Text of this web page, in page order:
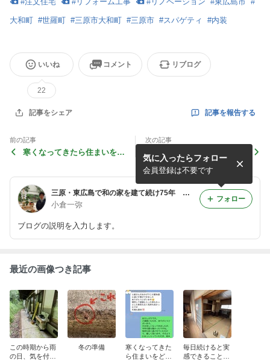
大和町 #世羅町 #三原市大和町 #三原市 #スパゲティ #内装
いいね
22
コメント リブログ
記事をシェア 記事を報告する
前の記事
寒くなってきたら住まいをど
次の記事
毎日続けると実感できること
とは
三原・東広島で和の家を建て続け75年 和風×モダンな住まいづくりの小倉建設
小倉一弥
ブログの説明を入力します。
気に入ったらフォロー
会員登録は不要です
フォロー
最近の画像つき記事
この時期から雨
の日、気を付け
冬の準備
寒くなってきた
ら住まいをどう
毎日続けると実
感できることと